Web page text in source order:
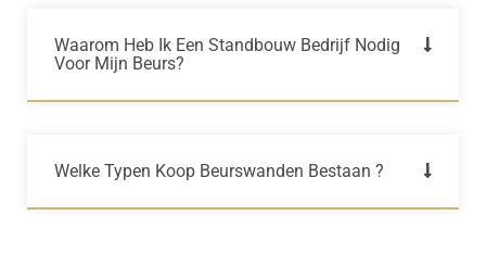
Waarom Heb Ik Een Standbouw Bedrijf Nodig
Voor Mijn Beurs?
Welke Typen Koop Beurswanden Bestaan ?